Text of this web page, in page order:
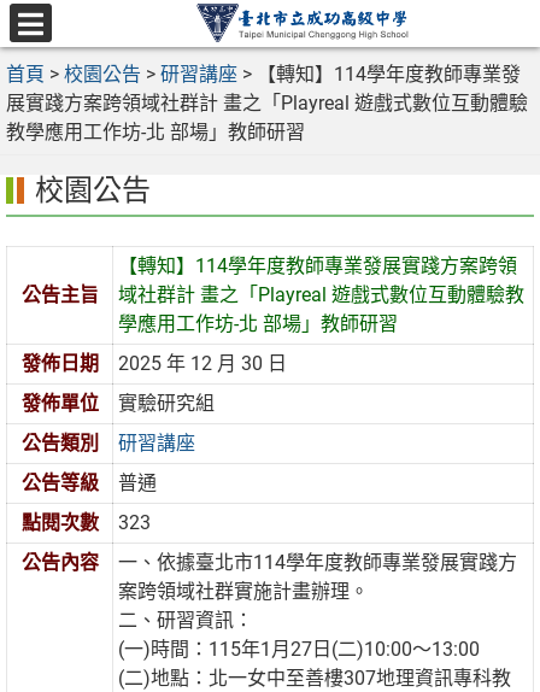
跳
至
主
要
內
選
單
首頁 > 校園公告 > 研習講座 >
【轉知】114學年度教師專業發
展實踐方案跨領域社群計 畫之「Playreal 遊戲式數位互動體驗
教學應用工作坊-北 部場」教師研習
校園公告
公告主旨
【轉知】114學年度教師專業發展實踐方案跨領
域社群計 畫之「Playreal 遊戲式數位互動體驗教
學應用工作坊-北 部場」教師研習
發佈日期
2025 年 12 月 30 日
發佈單位
實驗研究組
公告類別
研習講座
公告等級
普通
點閱次數
323
公告內容
一、依據臺北市114學年度教師專業發展實踐方
案跨領域社群實施計畫辦理。
二、研習資訊：
(一)時間：115年1月27日(二)10:00～13:00
(二)地點：北一女中至善樓307地理資訊專科教